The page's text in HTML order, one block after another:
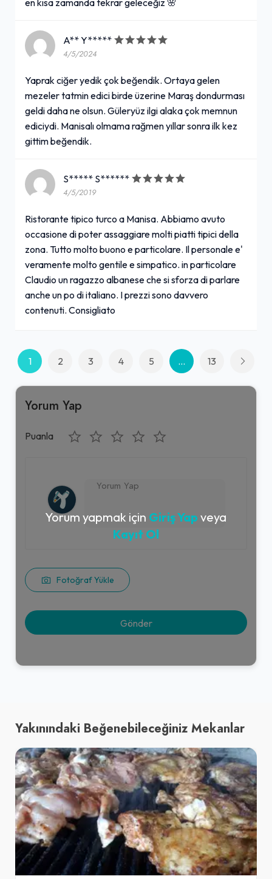
A** Y*****
4/5/2024
Yaprak ciğer yedik çok beğendik. Ortaya gelen
mezeler tatmin edici birde üzerine Maraş dondurması
geldi daha ne olsun. Güleryüz ilgi alaka çok memnun
ediciydi. Manisalı olmama rağmen yıllar sonra ilk kez
gittim beğendik.
S***** S******
4/5/2019
Ristorante tipico turco a Manisa. Abbiamo avuto
occasione di poter assaggiare molti piatti tipici della
zona. Tutto molto buono e particolare. Il personale e'
veramente molto gentile e simpatico. in particolare
Claudio un ragazzo albanese che si sforza di parlare
anche un po di italiano. I prezzi sono davvero
contenuti. Consigliato
1 2 3 4 5 ... 13
Yorum Yap
Puanla
Fotoğraf Yükle
Yorum yapmak için Giriş Yap veya
Kayıt Ol
Yakınındaki Beğenebileceğiniz Mekanlar